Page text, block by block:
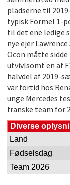
pladserne til
typisk Formel 1-
til det ene ledige
nye ejer
Ocon måtte sidde
utvivlsomt en af
halvdel af 2019-
var fortid hos
unge Mercedes
franske team for
Diverse
Land
Fødselsdag
Team 2026